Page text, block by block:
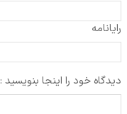
رایانامه
دیدگاه خود را اینجا بنویسید :